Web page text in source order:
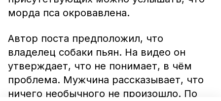
морда пса окровавлена.
Автор поста предположил, что
владелец собаки пьян. На видео он
утверждает, что не понимает, в чём
проблема. Мужчина рассказывает, что
ничего необычного не произошло. По